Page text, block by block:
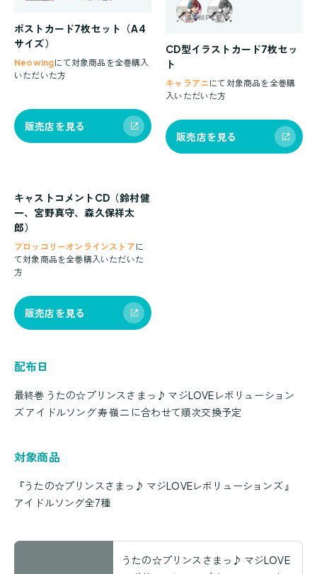
ポストカード7枚セット（A4
サイズ）
Neowingにて対象商品を全巻購入
いただいた方
販売店を見る
CD型イラストカード7枚セッ
ト
キャラアニ にて対象商品を全巻購
入いただいた方
販売店を見る
キャストコメントCD（鈴村健
一、宮野真守、森久保祥太
郎）
ブロッコリーオンラインストア に
て対象商品を全巻購入いただいた
方
販売店を見る
配布日
最終巻 うたの☆プリンスさまっ♪ マジLOVEレボリューション
ズ アイドルソング 寿 嶺二 に合わせて順次交換予定
対象商品
『うたの☆プリンスさまっ♪ マジLOVEレボリューションズ 』
アイドルソング全7種
うたの☆プリンスさまっ♪ マジLOVE